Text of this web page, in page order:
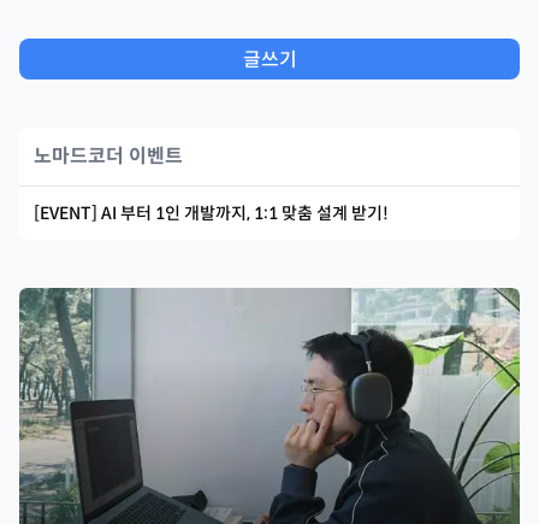
글쓰기
노마드코더 이벤트
[EVENT] AI 부터 1인 개발까지, 1:1 맞춤 설계 받기!